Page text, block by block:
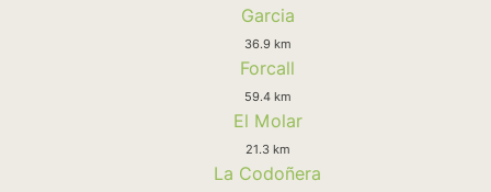
Garcia
36.9 km
Forcall
59.4 km
El Molar
21.3 km
La Codoñera